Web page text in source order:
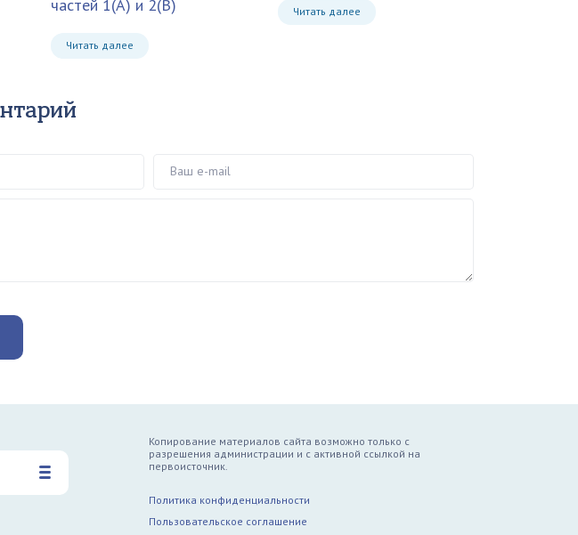
частей 1(А) и 2(В)
Читать далее
Читать далее
Копирование материалов сайта возможно только с
разрешения администрации и с активной ссылкой на
первоисточник.
Политика конфиденциальности
Пользовательское соглашение